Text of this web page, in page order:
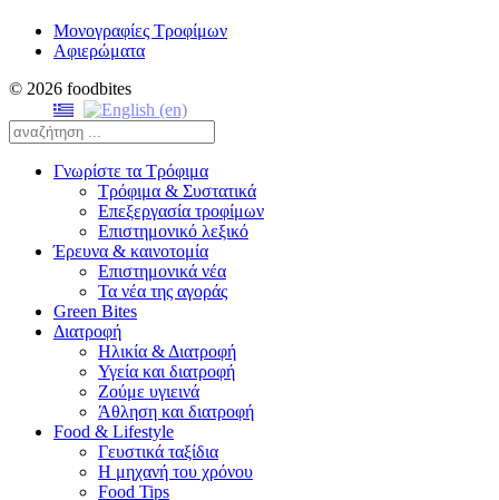
Μονογραφίες Τροφίμων
Αφιερώματα
© 2026 foodbites
Γνωρίστε τα Τρόφιμα
Τρόφιμα & Συστατικά
Επεξεργασία τροφίμων
Επιστημονικό λεξικό
Έρευνα & καινοτομία
Επιστημονικά νέα
Τα νέα της αγοράς
Green Bites
Διατροφή
Ηλικία & Διατροφή
Υγεία και διατροφή
Ζούμε υγιεινά
Άθληση και διατροφή
Food & Lifestyle
Γευστικά ταξίδια
Η μηχανή του χρόνου
Food Tips